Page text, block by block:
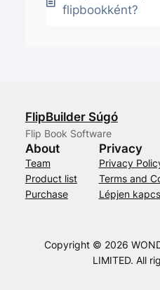
flipbookként?
FlipBuilder Súgó
Flip Book Software
About
Team
Product list
Purchase
Privacy
Privacy
Terms and
Lépjen
Copyright © 2026
LIMITED. All